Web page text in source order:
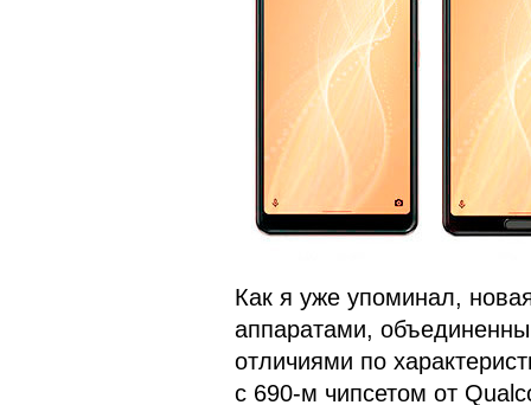
Как я уже упоминал,
аппаратами,
отличиями по
с 690-м чипсетом от